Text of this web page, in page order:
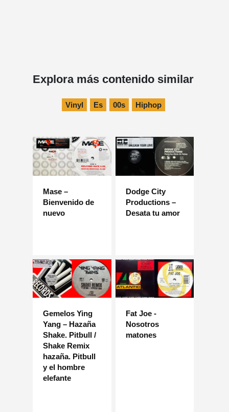
Explora más contenido similar
Vinyl Es 00s Hiphop
Mase –
Bienvenido de
nuevo
Dodge City
Productions –
Desata tu amor
Gemelos Ying
Yang – Hazaña
Shake. Pitbull /
Shake Remix
hazaña. Pitbull
y el hombre
elefante
Fat Joe -
Nosotros
matones